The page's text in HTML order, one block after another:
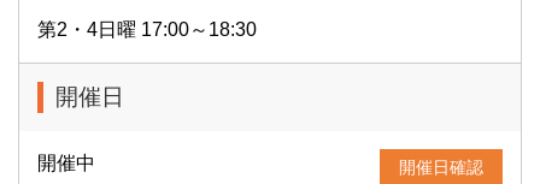
第2・4日曜 17:00～18:30
開催日
開催中 開催日確認